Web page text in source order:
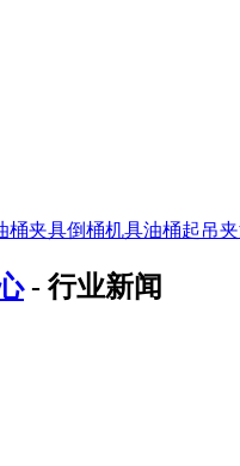
桶夹具倒桶机具油桶起吊夹
- 行业新闻